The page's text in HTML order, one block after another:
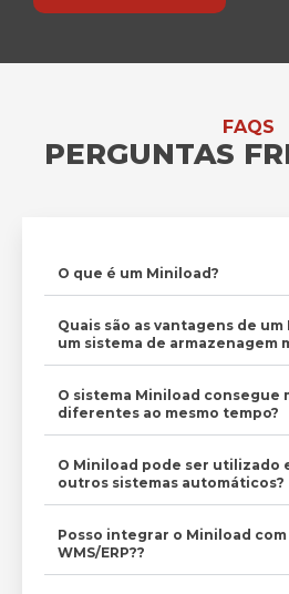
FAQS
PERGUNTAS
O que é um Miniload?
Quais são as vantagens de
um sistema de armazenagem
O sistema Miniload consegue
diferentes ao mesmo tempo?
O Miniload pode ser utilizado
outros sistemas automáticos?
Posso integrar o Miniload com
WMS/ERP??